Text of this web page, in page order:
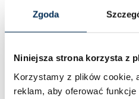
Zgoda
Niniejsza strona korzysta z
Korzystamy z plików cookie,
reklam, aby oferować funkcje